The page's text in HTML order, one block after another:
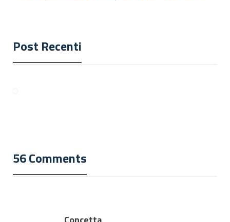
Post Recenti
56 Comments